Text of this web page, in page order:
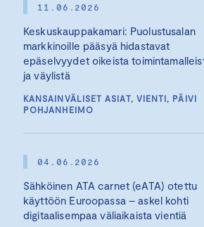
11.06.2026
Keskuskauppakamari: Puolustusalan
markkinoille pääsyä hidastavat
epäselvyydet oikeista
ja väylistä
KANSAINVÄLISET ASIAT, VIENTI, PÄIVI
POHJANHEIMO
04.06.2026
Sähköinen ATA carnet (eATA) otettu
käyttöön Euroopassa – askel kohti
digitaalisempaa väliaikaista vientiä